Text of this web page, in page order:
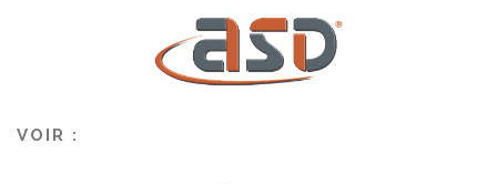
VOIR :